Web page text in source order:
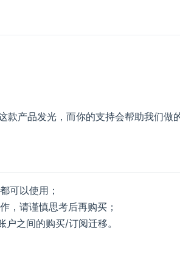
款产品发光，而你的支持会帮助我们做
可以使用；
，请谨慎思考后再购买；
之间的购买/订阅迁移。